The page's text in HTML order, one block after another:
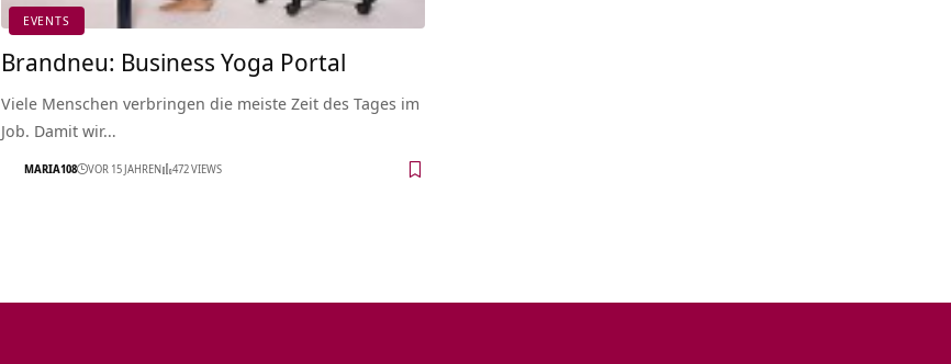
EVENTS
Brandneu: Business Yoga Portal
Viele Menschen verbringen die meiste Zeit des Tages im
Job. Damit wir…
MARIA108 VOR 15 JAHREN 472 VIEWS